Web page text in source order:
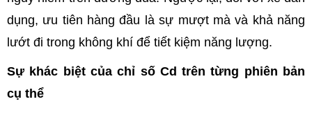
dụng, ưu tiên hàng đầu là sự mượt mà và khả năng
lướt đi trong không khí để tiết kiệm năng lượng.
Sự khác biệt của chỉ số Cd trên từng phiên bản
cụ thể